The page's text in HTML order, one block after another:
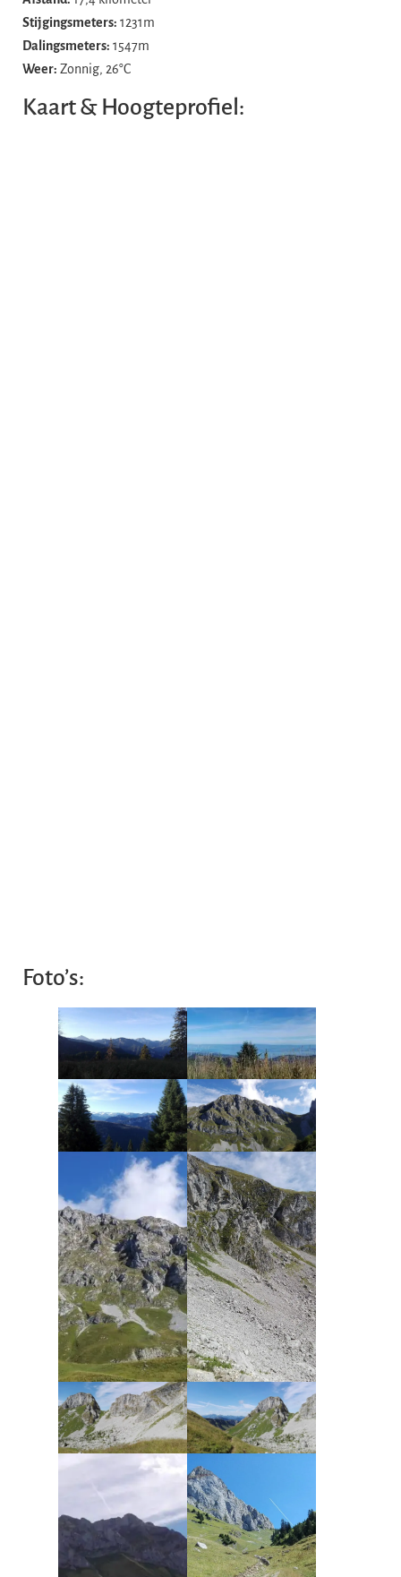
Stijgingsmeters: 1231m
Dalingsmeters: 1547m
Weer: Zonnig, 26°C
Kaart & Hoogteprofiel:
Foto’s: